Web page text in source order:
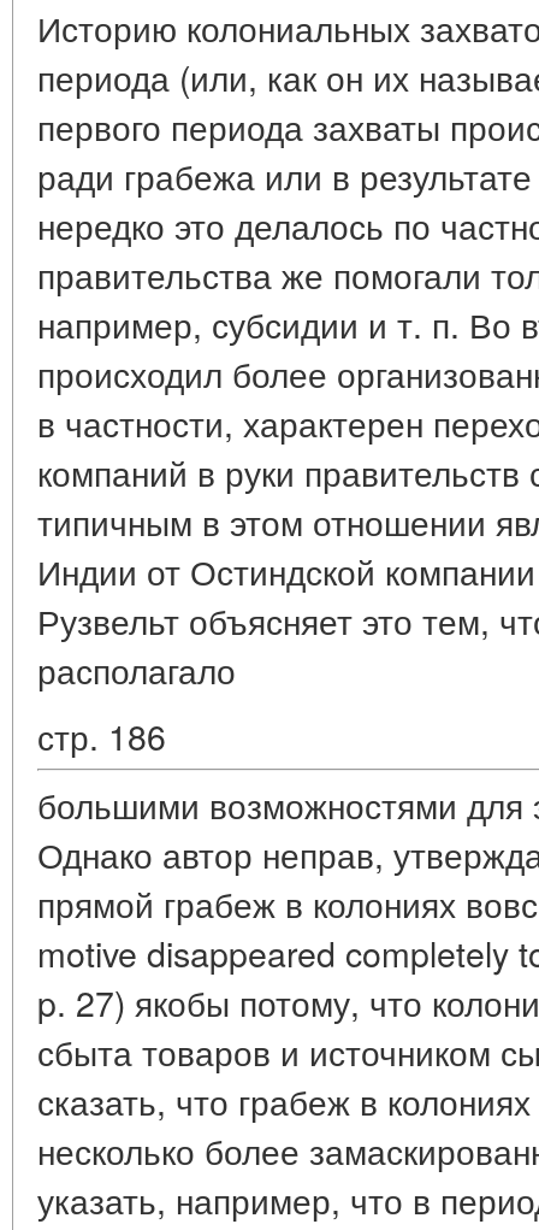
Историю колониальных
периода (или, как он их
первого периода захваты
ради грабежа или в
нередко это делалось по
правительства же помогали
например, субсидии и т. п. Во
происходил более
в частности, характерен
компаний в руки
типичным в этом отношении
Индии от Остиндской
Рузвельт объясняет это тем,
располагало
стр. 186
большими возможностями для
Однако автор неправ,
прямой грабеж в колониях
motive disappeared completely
p. 27) якобы потому, что
сбыта товаров и источником
сказать, что грабеж в
несколько более
указать, например, что в